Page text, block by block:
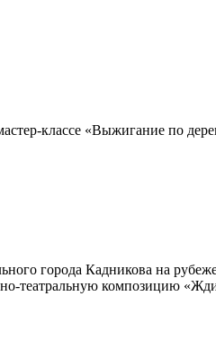
классе «Выжигание по
театральную композицию